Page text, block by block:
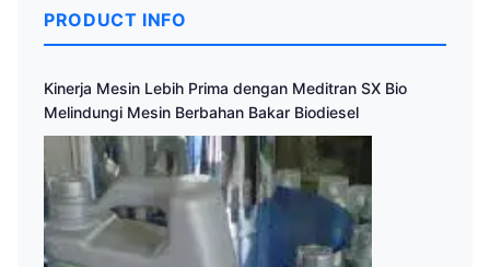
PRODUCT INFO
Kinerja Mesin Lebih Prima dengan Meditran SX Bio
Melindungi Mesin Berbahan Bakar Biodiesel